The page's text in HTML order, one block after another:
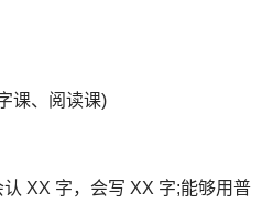
课、阅读课)
XX 字，会写 XX 字;能够用普